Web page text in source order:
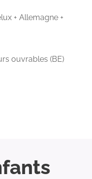
+ Allemagne +
ouvrables (BE)